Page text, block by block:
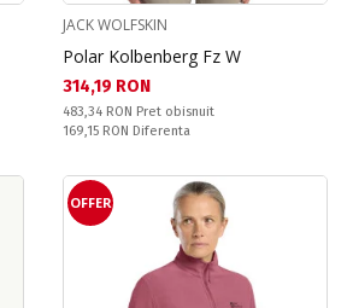
JACK WOLFSKIN
Polar Kolbenberg Fz W
Текуща цена:
314,19 RON
Pret obisnuit:
483,34 RON Pret obisnuit
Спестявате:
169,15 RON Diferenta
OFFER